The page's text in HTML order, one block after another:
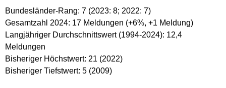
Bundesländer-Rang: 7 (2023: 8; 2022: 7)
Gesamtzahl 2024: 17 Meldungen (+6%, +1 Meldung)
Langjähriger Durchschnittswert (1994-2024): 12,4
Meldungen
Bisheriger Höchstwert: 21 (2022)
Bisheriger Tiefstwert: 5 (2009)